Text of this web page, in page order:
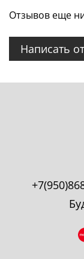
Отзывов еще
Написать